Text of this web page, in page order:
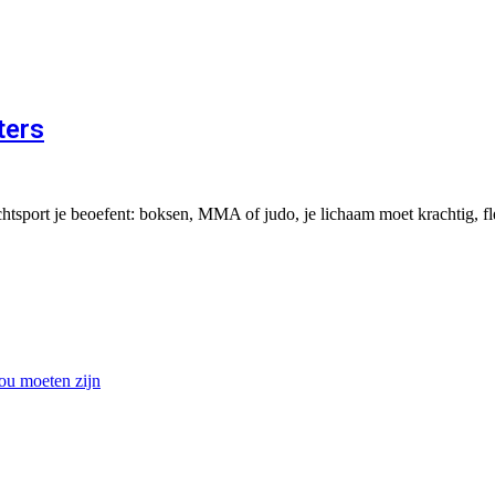
je beoefent: boksen, MMA of judo, je lichaam moet krachtig,
moeten zijn